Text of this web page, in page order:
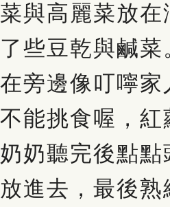
與高麗菜放
些豆乾與鹹
旁邊像叮嚀
能挑食喔，
奶聽完後點
進去，最後